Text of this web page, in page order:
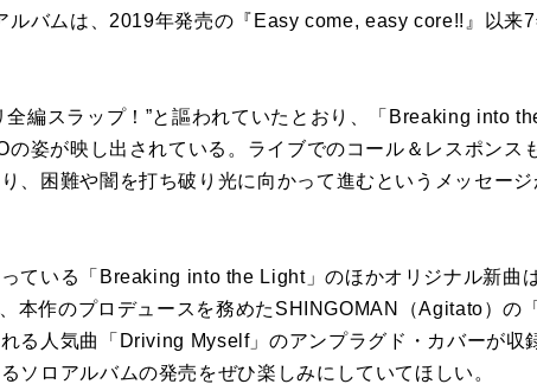
ルバムは、2019年発売の『Easy come, easy core!!』以来
全編スラップ！”と謳われていたとおり、「Breaking into
の姿が映し出されている。ライブでのコール＆レスポンス
、困難や闇を打ち破り光に向かって進むというメッセー
ている「Breaking into the Light」のほかオリジナル新曲
本作のプロデュースを務めたSHINGOMAN（Agitato）の
る人気曲「Driving Myself」のアンプラグド・カバーが収
ソロアルバムの発売をぜひ楽しみにしていてほしい。